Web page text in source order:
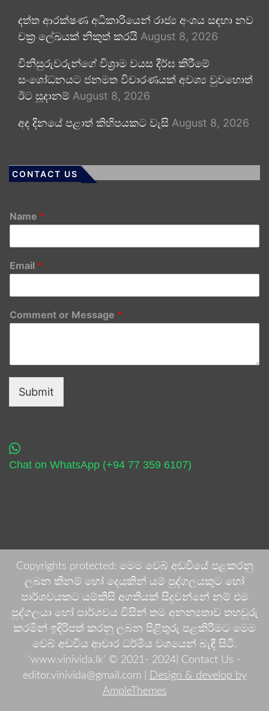
දත්ත ආරක්ෂණ අධිකාරියෙන් රාජ්‍ය අංශය සඳහා නව
චක්‍ර ලේඛයක් නිකුත් කරයි August 8, 2026
විනිසුරුවරුන්ගේ විශ්‍රාම වයස දීර්ඝ කිරීමේ
සංශෝධනයට ජනමත විචාරණයක් අවශ්‍ය වුවහොත්
ඊට සූදානම් August 8, 2026
අද දිනයේ පළාත් කිහිපයකට වැසි August 8, 2026
CONTACT US
Name *
Email *
Comment or Message *
Submit
Chat on WhatsApp (+94 77 359 6107)
Copyrights protected: මෙම වෙබ් අඩවියේ පළකරනු
ලබන කිනම් හෝ දෙයකින් යම් පුද්ගලයකුට හෝ
පාර්ශවයකට යම්කිසි අගතියක් සිදුවන්නේ නම් එම
පුද්ගලයා හෝ පාර්ශවය විසින් තම අනන්‍යතාව තහවුරු
කරමින් ඉදිරිපත් කරනු ලබන පිළිතුරු පළකිරීමට මෙම
වෙබ් අඩවිය ආචාර ධර්මීය වශයෙන් බැඳී සිටී.
'www.vinivida.lk' © 2021- 2024| Contact Us -
editor.vinivida@gmail.com |
Design & develop by
AmpleThemes